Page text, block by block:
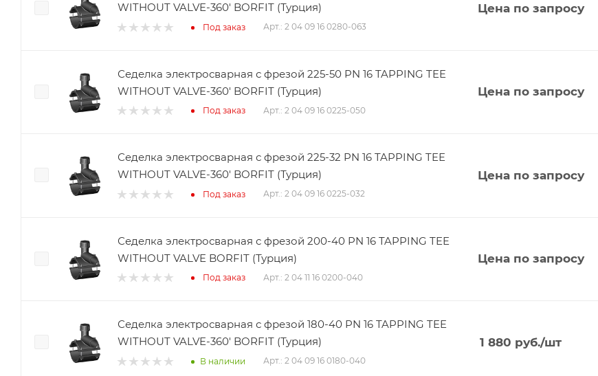
WITHOUT VALVE-360' BORFIT (Турция)
Под заказ Арт.: 2 04 09 16 0280-063
Цена по запросу
Седелка электросварная с фрезой 225-50 PN 16 TAPPING TEE
WITHOUT VALVE-360' BORFIT (Турция)
Под заказ Арт.: 2 04 09 16 0225-050
Цена по запросу
Седелка электросварная с фрезой 225-32 PN 16 TAPPING TEE
WITHOUT VALVE-360' BORFIT (Турция)
Под заказ Арт.: 2 04 09 16 0225-032
Цена по запросу
Седелка электросварная с фрезой 200-40 PN 16 TAPPING TEE
WITHOUT VALVE BORFIT (Турция)
Под заказ Арт.: 2 04 11 16 0200-040
Цена по запросу
Седелка электросварная с фрезой 180-40 PN 16 TAPPING TEE
WITHOUT VALVE-360' BORFIT (Турция)
В наличии Арт.: 2 04 09 16 0180-040
1 880 руб./шт